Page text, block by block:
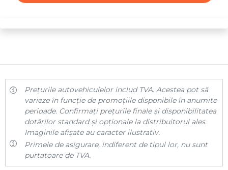
Prețurile autovehiculelor includ TVA. Acestea pot să
varieze în funcție de promoțiile disponibile în anumite
perioade. Confirmați prețurile finale și disponibilitatea
dotărilor standard și opționale la distribuitorul ales.
Imaginile afișate au caracter ilustrativ.
Primele de asigurare, indiferent de tipul lor, nu sunt
purtatoare de TVA.